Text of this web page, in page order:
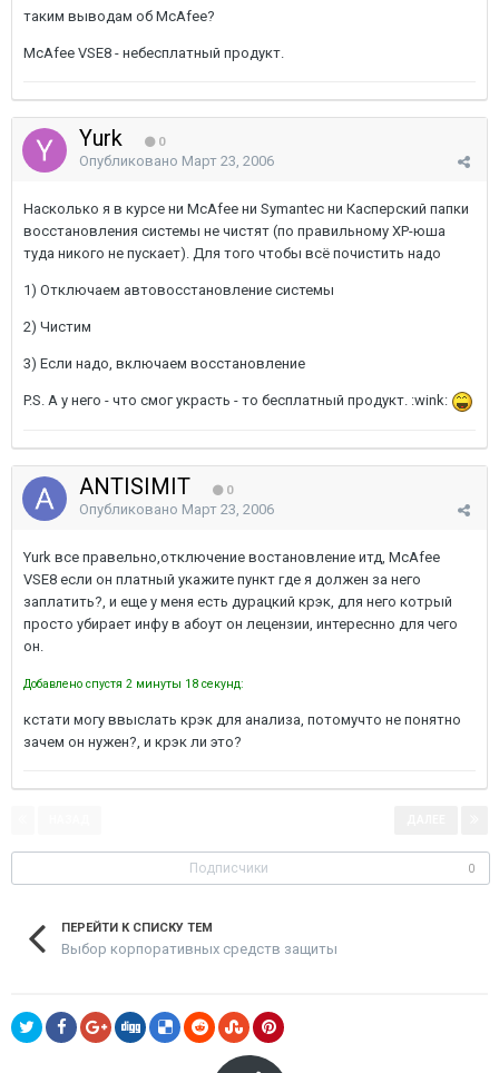
таким выводам об McAfee?
McAfee VSE8 - небесплатный продукт.
Yurk 0
Опубликовано Март 23, 2006
Насколько я в курсе ни McAfee ни Symantec ни Касперский папки
восстановления системы не чистят (по правильному XP-юша
туда никого не пускает). Для того чтобы всё почистить надо
1) Отключаем автовосстановление системы
2) Чистим
3) Если надо, включаем восстановление
P.S. А у него - что смог украсть - то бесплатный продукт. :wink:
ANTISIMIT 0
Опубликовано Март 23, 2006
Yurk все правельно,отключение востановление итд, McAfee
VSE8 если он платный укажите пункт где я должен за него
заплатить?, и еще у меня есть дурацкий крэк, для него котрый
просто убирает инфу в абоут он лецензии, интереснно для чего
он.
Добавлено спустя 2 минуты 18 секунд:
кстати могу ввыслать крэк для анализа, потомучто не понятно
зачем он нужен?, и крэк ли это?
Подписчики 0
ПЕРЕЙТИ К СПИСКУ ТЕМ
Выбор корпоративных средств защиты